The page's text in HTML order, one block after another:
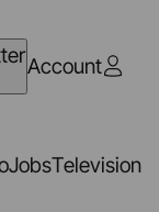
Account
JobsTelevision